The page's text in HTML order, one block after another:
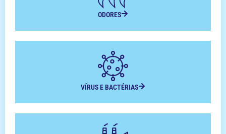
ODORES
VÍRUS E BACTÉRIAS